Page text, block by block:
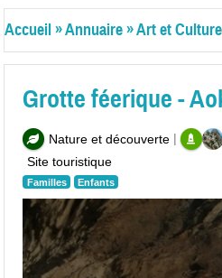
Accueil»Annuaire»Art et Culture
Grotte féerique -
Nature et découverte|
Site touristique
Familles Enfants